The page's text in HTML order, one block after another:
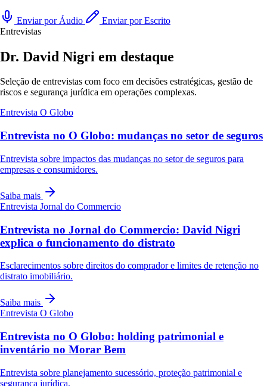
Enviar por Áudio
Enviar por Escrito
Entrevistas
Dr. David Nigri em destaque
Seleção de entrevistas com foco em decisões estratégicas, gestão de
riscos e segurança jurídica em operações complexas.
Entrevista O Globo
Entrevista no O Globo: mudanças no setor de seguros
Entrevista sobre impactos das mudanças no setor de seguros para
empresas e consumidores.
Saiba mais
Entrevista Jornal do Commercio
Entrevista no Jornal do Commercio: David Nigri
explica o funcionamento do distrato
Esclarecimentos sobre direitos do comprador e limites de retenção no
distrato imobiliário.
Saiba mais
Entrevista O Globo
Entrevista no O Globo: holding patrimonial e
inventário no Morar Bem
Entrevista sobre planejamento sucessório, proteção patrimonial e
segurança jurídica.